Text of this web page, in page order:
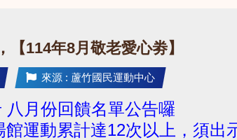
【114年8月敬老愛心劵】
來源 : 蘆竹國民運動中心
月份回饋名單公告囉
運動累計達12次以上，須出